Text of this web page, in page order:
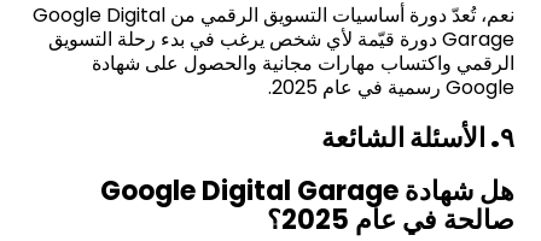
نعم، تُعدّ دورة أساسيات التسويق الرقمي من Google Digital
Garage دورة قيّمة لأي شخص يرغب في بدء رحلة التسويق
الرقمي واكتساب مهارات مجانية والحصول على شهادة
Google رسمية في عام 2025.
٩. الأسئلة الشائعة
هل شهادة Google Digital Garage
صالحة في عام 2025؟